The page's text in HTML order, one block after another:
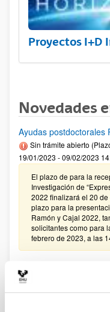
Proyectos I+D
Novedades
Ayudas postdoctorales
Sin trámite abierto
19/01/2023 - 09/02/2023
El plazo de para la
Investigación de
2022 finalizará el 20
plazo para la
Ramón y Cajal 2022,
solicitantes como para
febrero de 2023, a las
aplicaciones
Plazo de presentación